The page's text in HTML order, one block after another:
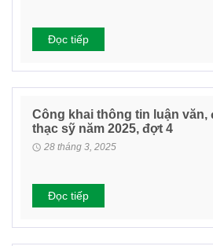
Đọc tiếp
Công khai thông tin luận văn,
thạc sỹ năm 2025, đợt 4
28 tháng 3, 2025
Đọc tiếp